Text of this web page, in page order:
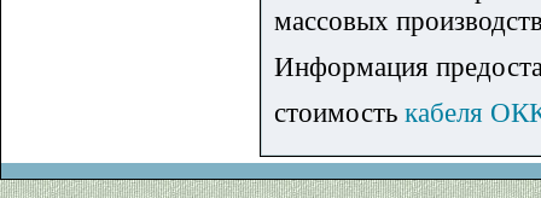
массовых
Информация
стоимость кабеля